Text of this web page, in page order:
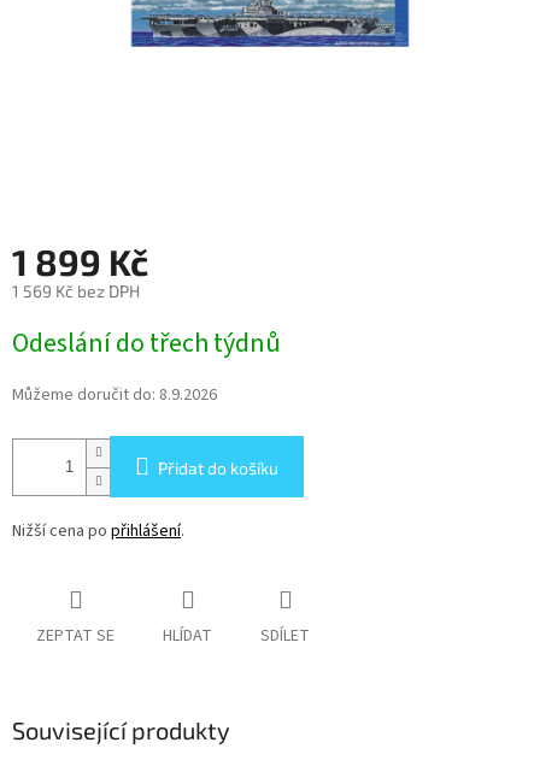
1 899 Kč
1 569 Kč bez DPH
cena:
Odeslání do třech týdnů
Můžeme doručit do: 8.9.2026
Přidat do košíku
Nižší cena po přihlášení.
ZEPTAT SE HLÍDAT SDÍLET
Související produkty